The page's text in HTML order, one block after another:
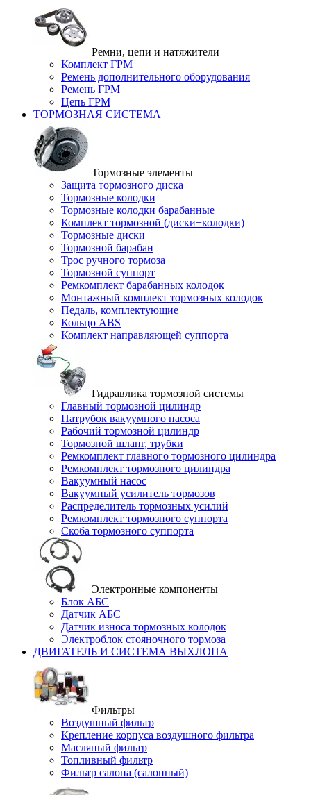
Ремни, цепи и натяжители
Комплект ГРМ
Ремень дополнительного оборудования
Ремень ГРМ
Цепь ГРМ
ТОРМОЗНАЯ СИСТЕМА
Тормозные элементы
Защита тормозного диска
Тормозные колодки
Тормозные колодки барабанные
Комплект тормозной (диски+колодки)
Тормозные диски
Тормозной барабан
Трос ручного тормоза
Тормозной суппорт
Ремкомплект барабанных колодок
Монтажный комплект тормозных колодок
Педаль, комплектующие
Кольцо ABS
Комплект направляющей суппорта
Гидравлика тормозной системы
Главный тормозной цилиндр
Патрубок вакуумного насоса
Рабочий тормозной цилиндр
Тормозной шланг, трубки
Ремкомплект главного тормозного цилиндра
Ремкомплект тормозного цилиндра
Вакуумный насос
Вакуумный усилитель тормозов
Распределитель тормозных усилий
Ремкомплект тормозного суппорта
Скоба тормозного суппорта
Электронные компоненты
Блок АБС
Датчик АБС
Датчик износа тормозных колодок
Электроблок стояночного тормоза
ДВИГАТЕЛЬ И СИСТЕМА ВЫХЛОПА
Фильтры
Воздушный фильтр
Крепление корпуса воздушного фильтра
Масляный фильтр
Топливный фильтр
Фильтр салона (салонный)